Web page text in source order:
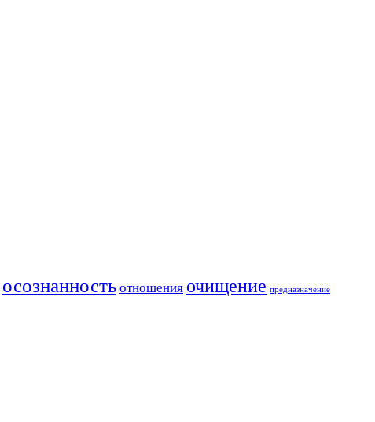
осознанность отношения очищение предназначение